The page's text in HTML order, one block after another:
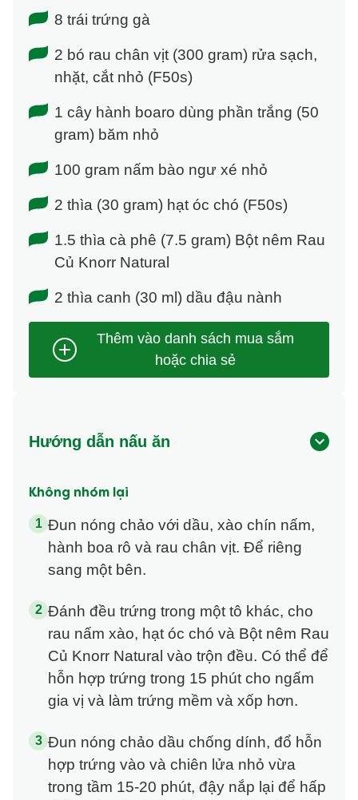
8 trái trứng gà
2 bó rau chân vịt (300 gram) rửa sạch,
nhặt, cắt nhỏ (F50s)
1 cây hành boaro dùng phần trắng (50
gram) băm nhỏ
100 gram nấm bào ngư xé nhỏ
2 thìa (30 gram) hạt óc chó (F50s)
1.5 thìa cà phê (7.5 gram) Bột nêm Rau
Củ Knorr Natural
2 thìa canh (30 ml) dầu đậu nành
Hướng dẫn nấu ăn
Không nhóm lại
Đun nóng chảo với dầu, xào chín nấm,
hành boa rô và rau chân vịt. Để riêng
sang một bên.
Đánh đều trứng trong một tô khác, cho
rau nấm xào, hạt óc chó và Bột nêm Rau
Củ Knorr Natural vào trộn đều. Có thể để
hỗn hợp trứng trong 15 phút cho ngấm
gia vị và làm trứng mềm và xốp hơn.
Đun nóng chảo dầu chống dính, đổ hỗn
hợp trứng vào và chiên lửa nhỏ vừa
trong tầm 15-20 phút, đậy nắp lại để hấp